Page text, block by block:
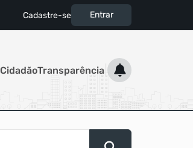
Cadastre-se Entrar
CidadãoTransparência